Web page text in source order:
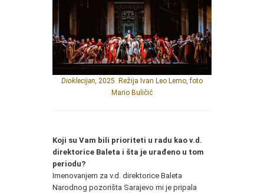
Dioklecijan, 2025. Režija Ivan Leo Lemo, foto
Mario Buličić
Koji su Vam bili prioriteti u radu kao v.d.
direktorice Baleta i šta je urađeno u tom
periodu?
Imenovanjem za v.d. direktorice Baleta
Narodnog pozorišta Sarajevo mi je pripala